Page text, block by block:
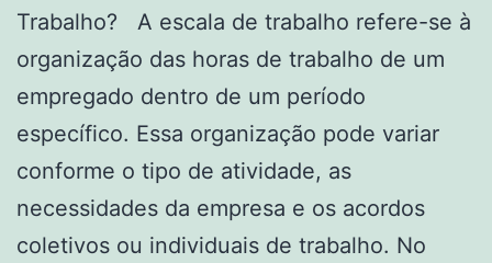
Trabalho? A escala de trabalho refere-se à
organização das horas de trabalho de um
empregado dentro de um período
específico. Essa organização pode variar
conforme o tipo de atividade, as
necessidades da empresa e os acordos
coletivos ou individuais de trabalho. No